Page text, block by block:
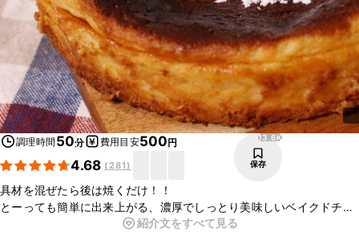
調理時間 50分 費用目安500円
4.68 (281)
13.6K
保存
具材を混ぜたら後は焼くだけ！！
とーっても簡単に出来上がる、濃厚でしっとり美味しいベイクドチー
紹介文をすべて見る